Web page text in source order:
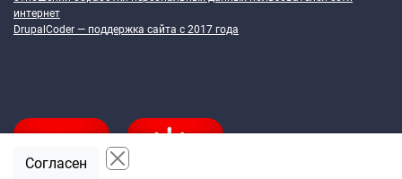
интернет
DrupalCoder — поддержка сайта c 2017 года
Согласен